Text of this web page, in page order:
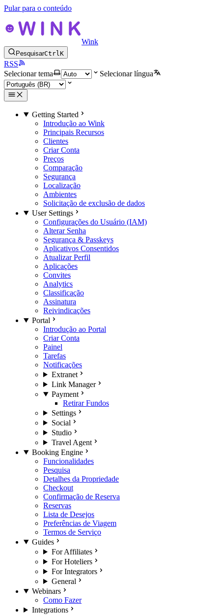
Pular para o conteúdo
Wink
PesquisarCtrlK
RSS
Selecionar tema
Selecionar língua
Getting Started
Introdução ao Wink
Principais Recursos
Clientes
Criar Conta
Preços
Comparação
Segurança
Localização
Ambientes
Solicitação de exclusão de dados
User Settings
Configurações do Usuário (IAM)
Alterar Senha
Segurança & Passkeys
Aplicativos Consentidos
Atualizar Perfil
Aplicações
Convites
Analytics
Classificação
Assinatura
Reivindicações
Portal
Introdução ao Portal
Criar Conta
Painel
Tarefas
Notificações
Extranet
Link Manager
Payment
Retirar Fundos
Settings
Social
Studio
Travel Agent
Booking Engine
Funcionalidades
Pesquisa
Detalhes da Propriedade
Checkout
Confirmação de Reserva
Reservas
Lista de Desejos
Preferências de Viagem
Termos de Serviço
Guides
For Affiliates
For Hoteliers
For Integrators
General
Webinars
Como Fazer
Integrations